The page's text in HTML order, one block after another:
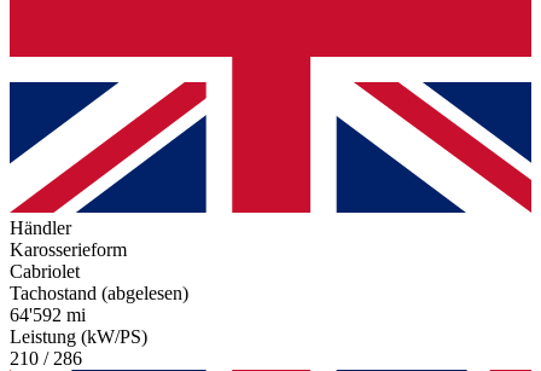
Händler
Karosserieform
Cabriolet
Tachostand (abgelesen)
64'592 mi
Leistung (kW/PS)
210 / 286